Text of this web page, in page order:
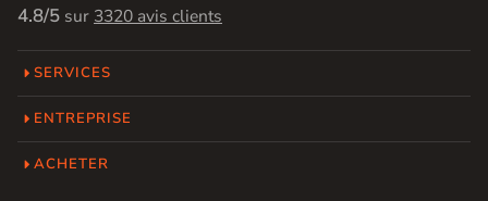
4.8/5 sur 3320 avis clients
SERVICES
ENTREPRISE
ACHETER